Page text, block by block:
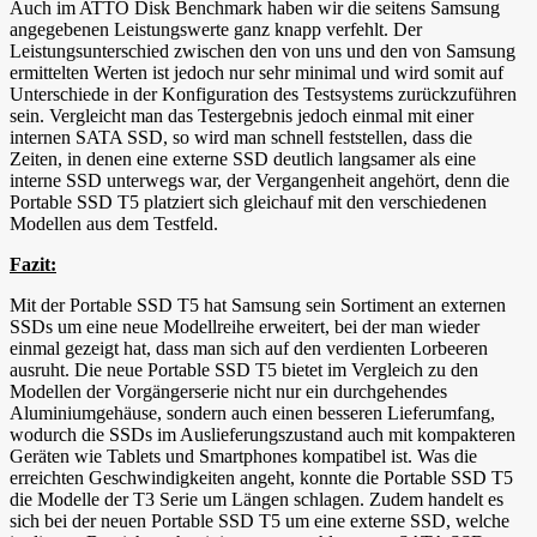
Auch im ATTO Disk Benchmark haben wir die seitens Samsung
angegebenen Leistungswerte ganz knapp verfehlt. Der
Leistungsunterschied zwischen den von uns und den von Samsung
ermittelten Werten ist jedoch nur sehr minimal und wird somit auf
Unterschiede in der Konfiguration des Testsystems zurückzuführen
sein. Vergleicht man das Testergebnis jedoch einmal mit einer
internen SATA SSD, so wird man schnell feststellen, dass die
Zeiten, in denen eine externe SSD deutlich langsamer als eine
interne SSD unterwegs war, der Vergangenheit angehört, denn die
Portable SSD T5 platziert sich gleichauf mit den verschiedenen
Modellen aus dem Testfeld.
Fazit:
Mit der Portable SSD T5 hat Samsung sein Sortiment an externen
SSDs um eine neue Modellreihe erweitert, bei der man wieder
einmal gezeigt hat, dass man sich auf den verdienten Lorbeeren
ausruht. Die neue Portable SSD T5 bietet im Vergleich zu den
Modellen der Vorgängerserie nicht nur ein durchgehendes
Aluminiumgehäuse, sondern auch einen besseren Lieferumfang,
wodurch die SSDs im Auslieferungszustand auch mit kompakteren
Geräten wie Tablets und Smartphones kompatibel ist. Was die
erreichten Geschwindigkeiten angeht, konnte die Portable SSD T5
die Modelle der T3 Serie um Längen schlagen. Zudem handelt es
sich bei der neuen Portable SSD T5 um eine externe SSD, welche